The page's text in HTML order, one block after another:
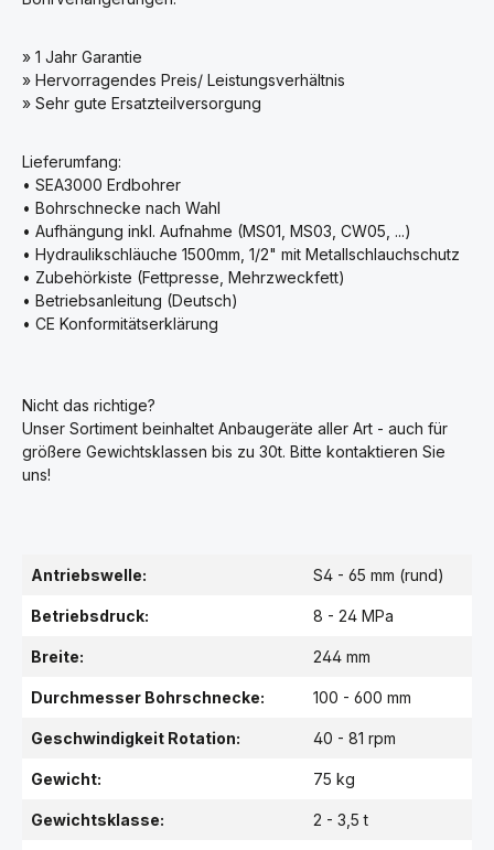
» 1 Jahr Garantie
» Hervorragendes Preis/ Leistungsverhältnis
» Sehr gute Ersatzteilversorgung
Lieferumfang:
• SEA3000 Erdbohrer
• Bohrschnecke nach Wahl
• Aufhängung inkl. Aufnahme (MS01, MS03, CW05, ...)
• Hydraulikschläuche 1500mm, 1/2" mit Metallschlauchschutz
• Zubehörkiste (Fettpresse, Mehrzweckfett)
• Betriebsanleitung (Deutsch)
• CE Konformitätserklärung
Nicht das richtige?
Unser Sortiment beinhaltet Anbaugeräte aller Art - auch für
größere Gewichtsklassen bis zu 30t. Bitte kontaktieren Sie
uns!
Antriebswelle: S4 - 65 mm (rund)
Betriebsdruck: 8 - 24 MPa
Breite: 244 mm
Durchmesser Bohrschnecke: 100 - 600 mm
Geschwindigkeit Rotation: 40 - 81 rpm
Gewicht: 75 kg
Gewichtsklasse: 2 - 3,5 t